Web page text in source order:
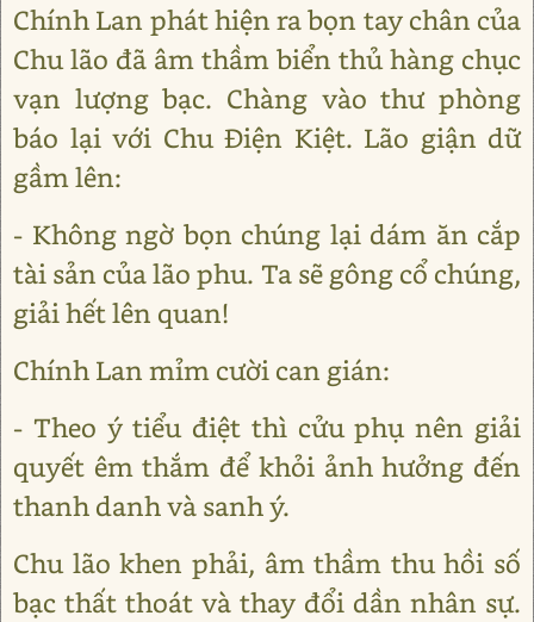
Chính Lan phát hiện ra bọn tay chân của
Chu lão đã âm thầm biển thủ hàng chục
vạn lượng bạc. Chàng vào thư phòng
báo lại với Chu Điện Kiệt. Lão giận dữ
gầm lên:
- Không ngờ bọn chúng lại dám ăn cắp
tài sản của lão phu. Ta sẽ gông cổ chúng,
giải hết lên quan!
Chính Lan mỉm cười can gián:
- Theo ý tiểu điệt thì cửu phụ nên giải
quyết êm thắm để khỏi ảnh hưởng đến
thanh danh và sanh ý.
Chu lão khen phải, âm thầm thu hồi số
bạc thất thoát và thay đổi dần nhân sự.